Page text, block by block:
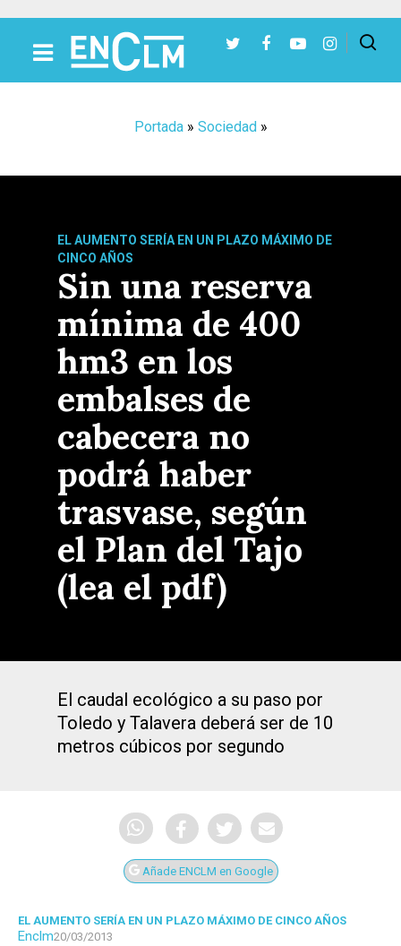
Portada» Sociedad»
EL AUMENTO SERÍA EN UN PLAZO MÁXIMO DE
CINCO AÑOS
Sin una reserva
mínima de 400
hm3 en los
embalses de
cabecera no
podrá haber
trasvase, según
el Plan del Tajo
(lea el pdf)
El caudal ecológico a su paso por
Toledo y Talavera deberá ser de 10
metros cúbicos por segundo
Añade ENCLM en Google
EL AUMENTO SERÍA EN UN PLAZO MÁXIMO DE CINCO AÑOS
Enclm20/03/2013